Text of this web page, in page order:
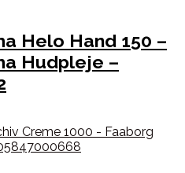
Helo Hand 150 –
Hudpleje –